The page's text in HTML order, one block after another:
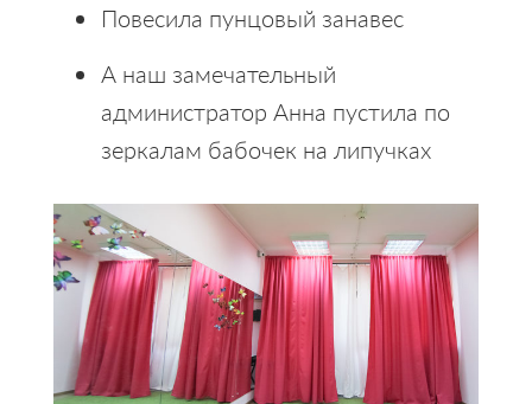
Повесила пунцовый занавес
А наш замечательный
администратор Анна пустила по
зеркалам бабочек на липучках